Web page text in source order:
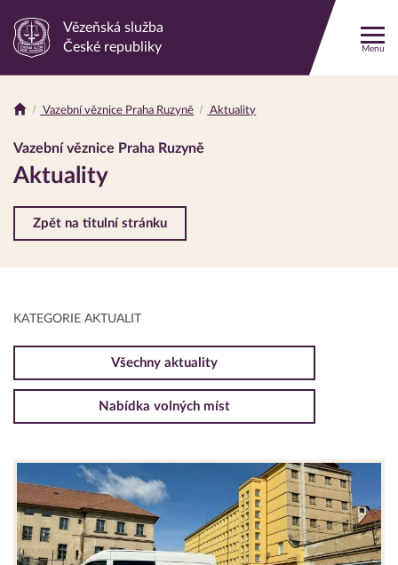
Odkaz
stránku
Vězeňská služba
České republiky
Menu
Drobečková
navigace
Vazební věznice Praha Ruzyně Aktuality
Vazební věznice Praha Ruzyně
Aktuality
Zpět na titulní stránku
KATEGORIE AKTUALIT
Všechny aktuality
Nabídka volných míst